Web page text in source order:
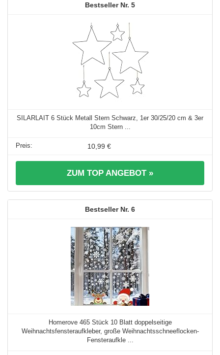
5
SILARLAIT 6 Stück Metall Stern Schwarz, 1er 30/25/20 cm & 3er
10cm Stern ...
10,99 €
ZUM TOP ANGEBOT »
6
Homerove 465 Stück 10 Blatt doppelseitige
Weihnachtsfensteraufkleber, große Weihnachtsschneeflocken-
Fensteraufkle ...